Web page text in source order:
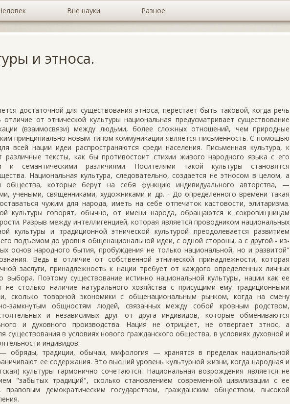
Вне науки Разное
и этноса.
достаточной для существования этноса, перестает быть таковой, когда речь
от этнической культуры национальная предусматривает существование
(взаимосвязи) между людьми, более сложных отношений, чем природные
принципиально новым типом коммуникации является письменность. С помощью
всей нации идеи распространяются среди населения. Письменная культура, к
различные тексты, как бы противостоит стихии живого народного языка с его
и семантическими различиями. Носителями такой культуры становятся
Национальная культура, следовательно, создается не этносом в целом, а
общества, которые берут на себя функцию индивидуального авторства, —
учеными, священниками, художниками и др. - До определенного времени такая
чужим для народа, иметь на себе отпечаток кастовости, элитаризма.
культуры говорят, обычно, от имени народа, обращаются к сокровищницам
Разрыв между интеллигенцией, которая является проводником национальных
культуры и традиционной этнической культурой преодолевается развитием
подъемом до уровня общенациональной идеи, с одной стороны, а с другой - из-
основ народного бытия, пробуждения не только национальной, но и развитой"
Ведь в отличие от собственной этнической принадлежности, которая
заслуги, принадлежность к нации требует от каждого определенных личных
выбора. Поэтому существование истинно национальной культуры, нации как ее
не столько наличие натурального хозяйства с присущими ему традиционными
сколько товарной экономики с общенациональным рынком, когда на смену
замкнутым общностям людей, связанных между собой кровным родством,
и независимых друг от друга индивидов, которые обмениваются
и духовного производства. Нация не отрицает, не отвергает этнос, а
существования в условиях нового гражданского общества, в условиях духовной и
индивидов.
обряды, традиции, обычаи, мифология — хранятся в пределах национальной
ее содержания. Это высший уровень культурной жизни, когда народная и
культуры гармонично сочетаются. Национальная возрождения является не
"забытых традиций", сколько становлением современной цивилизации с ее
правовым демократическим государством, гражданским обществом, высокой